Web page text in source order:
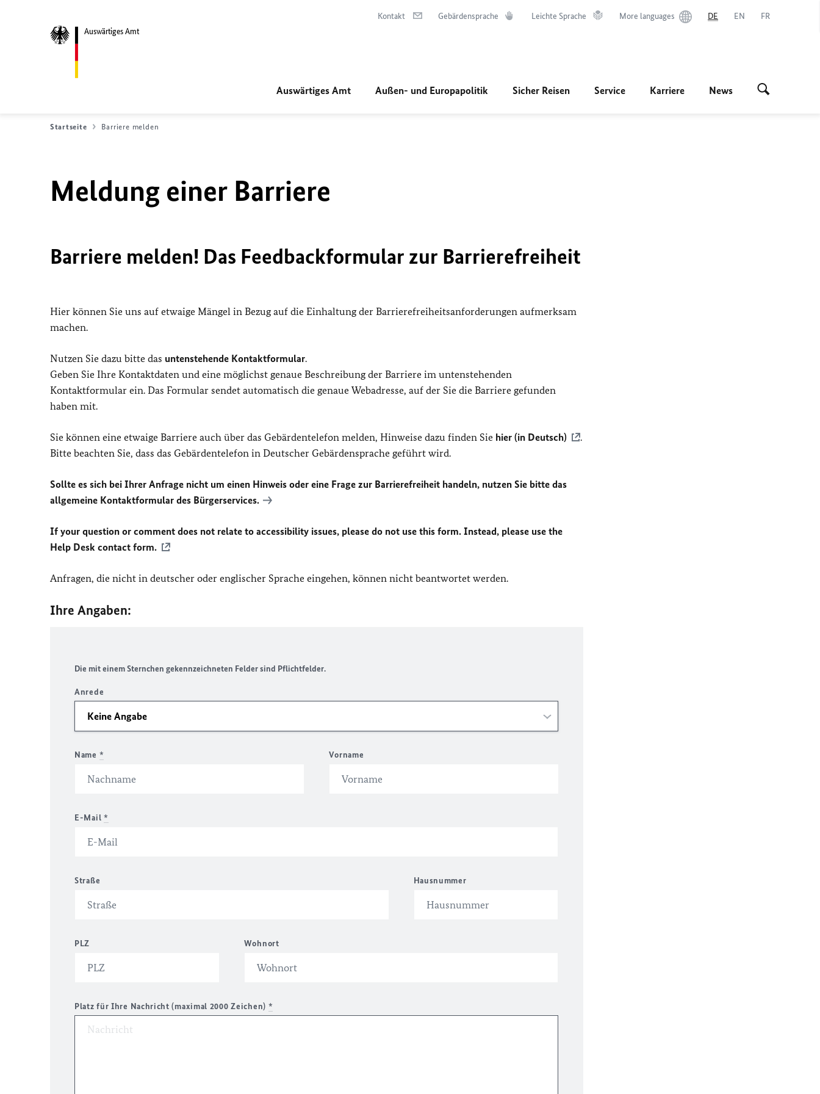
Auswärtiges Amt
Kontakt Gebärdensprache Leichte Sprache More languages DE EN FR
Auswärtiges Amt Außen- und Europapolitik Sicher Reisen Service Karriere News
Startseite Barriere melden
Meldung einer Barriere
Barriere melden! Das Feedbackformular zur Barrierefreiheit
Hier können Sie uns auf etwaige Mängel in Bezug auf die Einhaltung der Barrierefreiheitsanforderungen aufmerksam
machen.
Nutzen Sie dazu bitte das untenstehende Kontaktformular.
Geben Sie Ihre Kontaktdaten und eine möglichst genaue Beschreibung der Barriere im untenstehenden
Kontaktformular ein. Das Formular sendet automatisch die genaue Webadresse, auf der Sie die Barriere gefunden
haben mit.
Sie können eine etwaige Barriere auch über das Gebärdentelefon melden, Hinweise dazu finden Sie hier (in Deutsch)
.
Bitte beachten Sie, dass das Gebärdentelefon in Deutscher Gebärdensprache geführt wird.
Sollte es sich bei Ihrer Anfrage nicht um einen Hinweis oder eine Frage zur Barrierefreiheit handeln, nutzen Sie bitte das
allgemeine Kontaktformular des Bürgerservices.
If your question or comment does not relate to accessibility issues, please do not use this form. Instead, please use the
Help Desk contact form.
Anfragen, die nicht in deutscher oder englischer Sprache eingehen, können nicht beantwortet werden.
Ihre Angaben:
Die mit einem Sternchen gekennzeichneten Felder sind Pflichtfelder.
Anrede
Name * Vorname
E-Mail *
Straße Hausnummer
PLZ Wohnort
Platz für Ihre Nachricht (maximal 2000 Zeichen) *